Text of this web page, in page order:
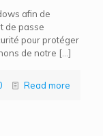
afin de
de passe
pour protéger
de notre […]
Read more